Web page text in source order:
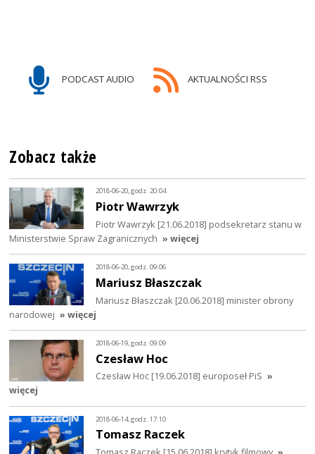
PODCAST AUDIO AKTUALNOŚCI RSS
Zobacz także
2018-06-20, godz. 20:04
Piotr Wawrzyk
Piotr Wawrzyk [21.06.2018] podsekretarz stanu w
Ministerstwie Spraw Zagranicznych » więcej
2018-06-20, godz. 09:06
Mariusz Błaszczak
Mariusz Błaszczak [20.06.2018] minister obrony
narodowej » więcej
2018-06-19, godz. 09:09
Czesław Hoc
Czesław Hoc [19.06.2018] europoseł PiS »
więcej
2018-06-14, godz. 17:10
Tomasz Raczek